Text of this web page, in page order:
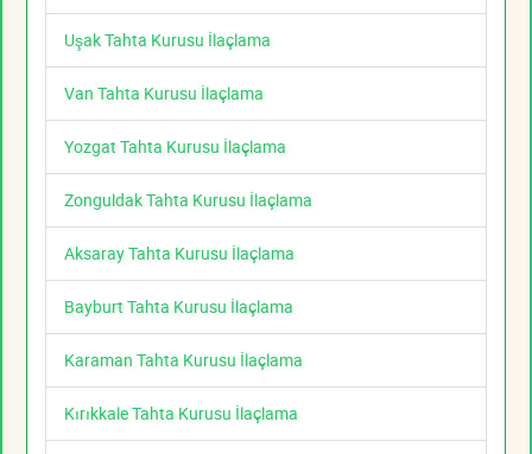
Uşak Tahta Kurusu İlaçlama
Van Tahta Kurusu İlaçlama
Yozgat Tahta Kurusu İlaçlama
Zonguldak Tahta Kurusu İlaçlama
Aksaray Tahta Kurusu İlaçlama
Bayburt Tahta Kurusu İlaçlama
Karaman Tahta Kurusu İlaçlama
Kırıkkale Tahta Kurusu İlaçlama